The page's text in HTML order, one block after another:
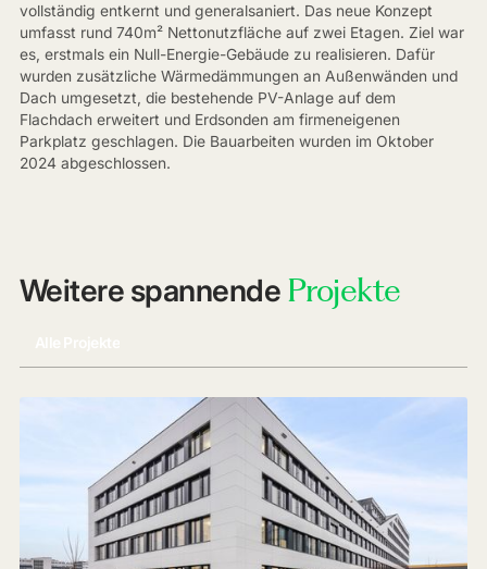
vollständig entkernt und generalsaniert. Das neue Konzept
umfasst rund 740m² Nettonutzfläche auf zwei Etagen. Ziel war
es, erstmals ein Null-Energie-Gebäude zu realisieren. Dafür
wurden zusätzliche Wärmedämmungen an Außenwänden und
Dach umgesetzt, die bestehende PV-Anlage auf dem
Flachdach erweitert und Erdsonden am firmeneigenen
Parkplatz geschlagen. Die Bauarbeiten wurden im Oktober
2024 abgeschlossen.
Weitere spannende Projekte